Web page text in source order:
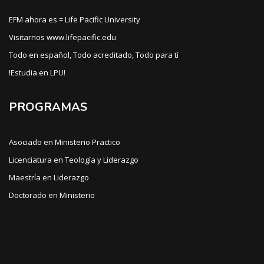
EFM ahora es = Life Pacific University
Visitarnos www.lifepacific.edu
Todo en español, Todo acreditado, Todo para tí
!Estudia en LPU!
PROGRAMAS
Asociado en Ministerio Practico
Licenciatura en Teología y Liderazgo
Maestría en Liderazgo
Doctorado en Ministerio